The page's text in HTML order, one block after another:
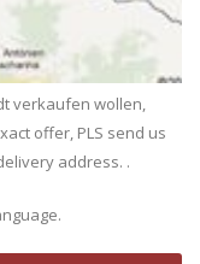
verkaufen wollen,
offer, PLS send us
address. .